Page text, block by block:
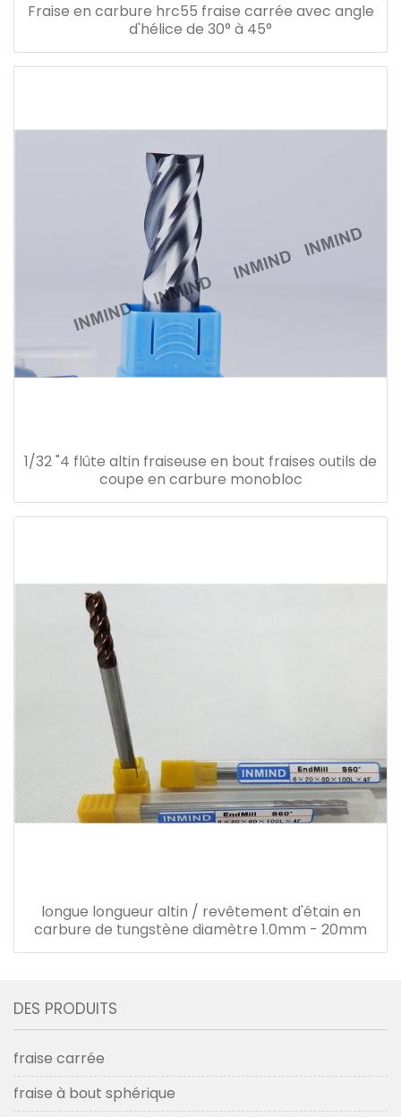
Fraise en carbure hrc55 fraise carrée avec angle
d'hélice de 30° à 45°
1/32 "4 flûte altin fraiseuse en bout fraises outils de
coupe en carbure monobloc
longue longueur altin / revêtement d'étain en
carbure de tungstène diamètre 1.0mm - 20mm
DES PRODUITS
fraise carrée
fraise à bout sphérique